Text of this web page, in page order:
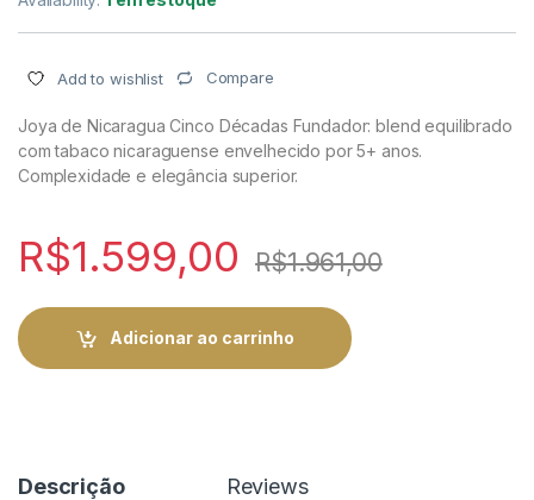
Add to wishlist Compare
Joya de Nicaragua Cinco Décadas Fundador: blend equilibrado
com tabaco nicaraguense envelhecido por 5+ anos.
Complexidade e elegância superior.
R$1.599,00 R$1.961,00
Adicionar ao carrinho
Descrição Reviews